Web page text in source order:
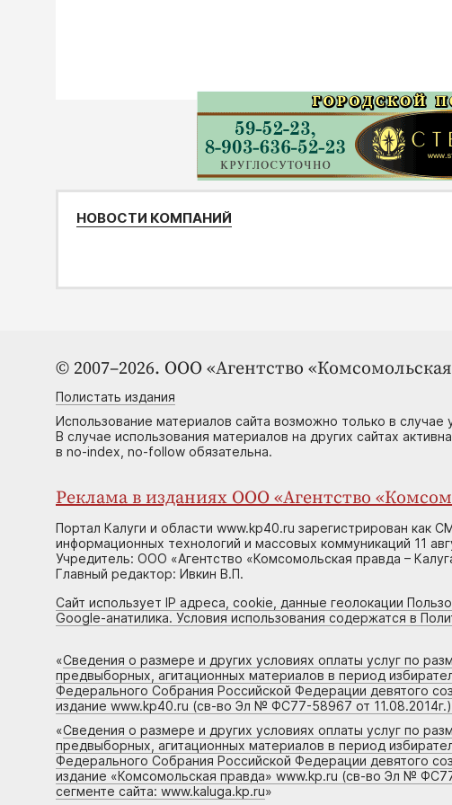
НОВОСТИ КОМПАНИЙ
© 2007–2026. ООО «Агентство
Полистать издания
Использование материалов сайта возможно только в
В случае использования материалов на других сайтах
в no-index, no-follow обязательна.
Реклама в изданиях ООО «Агентство
Портал Калуги и области www.kp40.ru зарегистрирован как
информационных технологий и массовых коммуникаций 11
Учредитель: ООО «Агентство «Комсомольская правда –
Главный редактор: Ивкин В.П.
Сайт использует IP адреса, cookie, данные геолокации
Google-анатилика. Условия использования содержатся в
«Сведения о размере и других условиях оплаты услуг по
предвыборных, агитационных материалов в период
Федерального Собрания Российской Федерации девятого
издание www.kp40.ru (св-во Эл № ФС77-58967 от 11.08.2014г.)
«Сведения о размере и других условиях оплаты услуг по
предвыборных, агитационных материалов в период
Федерального Собрания Российской Федерации девятого
издание «Комсомольская правда» www.kp.ru (св-во Эл №
сегменте сайта: www.kaluga.kp.ru»